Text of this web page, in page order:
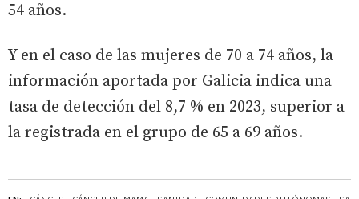
54 años.
Y en el caso de las mujeres de 70 a 74 años, la
información aportada por Galicia indica una
tasa de detección del 8,7 % en 2023, superior a
la registrada en el grupo de 65 a 69 años.